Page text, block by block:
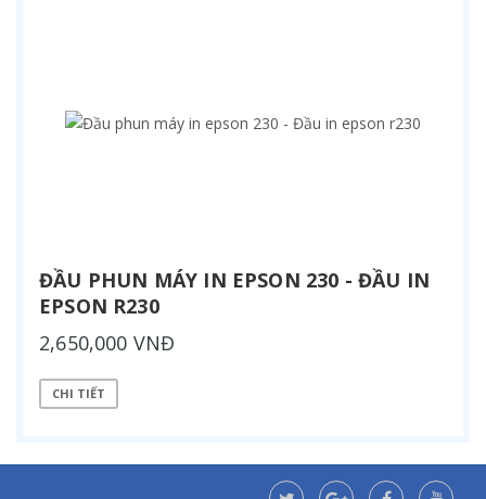
ĐẦU PHUN MÁY IN EPSON 230 - ĐẦU IN
EPSON R230
2,650,000 VNĐ
CHI TIẾT